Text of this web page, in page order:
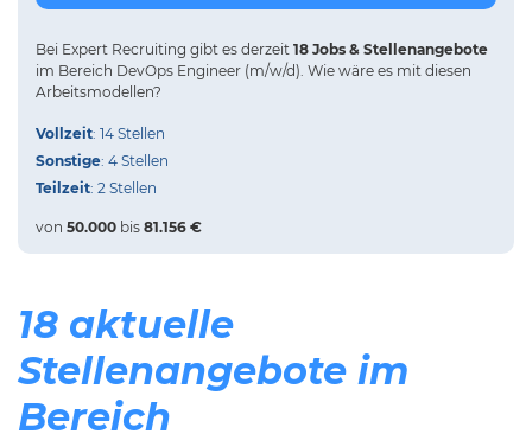
Bei Expert Recruiting gibt es derzeit 18 Jobs & Stellenangebote
im Bereich DevOps Engineer (m/w/d). Wie wäre es mit diesen
Arbeitsmodellen?
Vollzeit: 14 Stellen
Sonstige: 4 Stellen
Teilzeit: 2 Stellen
von 50.000 bis 81.156 €
18 aktuelle
Stellenangebote im
Bereich